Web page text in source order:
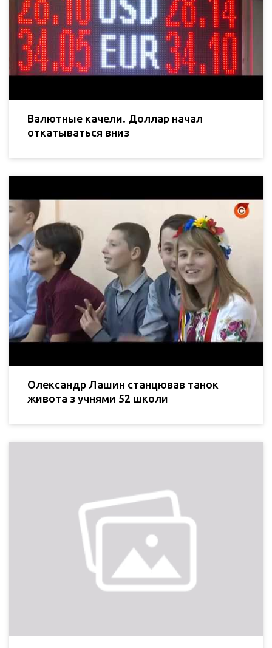
Валютные качели. Доллар начал
откатываться вниз
Олександр Лашин станцював танок
живота з учнями 52 школи